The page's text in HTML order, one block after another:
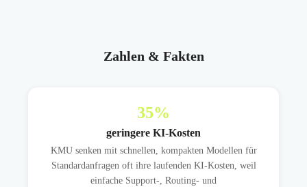
Zahlen & Fakten
35%
geringere KI-Kosten
KMU senken mit schnellen, kompakten Modellen für
Standardanfragen oft ihre laufenden KI-Kosten, weil
einfache Support-, Routing- und